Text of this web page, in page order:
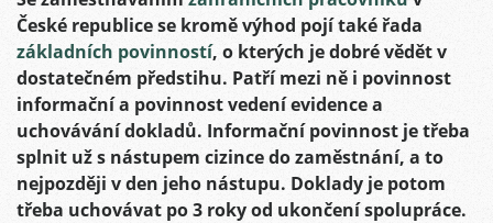
České republice se kromě výhod pojí také řada
základních povinností, o kterých je dobré vědět v
dostatečném předstihu. Patří mezi ně i povinnost
informační a povinnost vedení evidence a
uchovávání dokladů. Informační povinnost je třeba
splnit už s nástupem cizince do zaměstnání, a to
nejpozději v den jeho nástupu. Doklady je potom
třeba uchovávat po 3 roky od ukončení spolupráce.